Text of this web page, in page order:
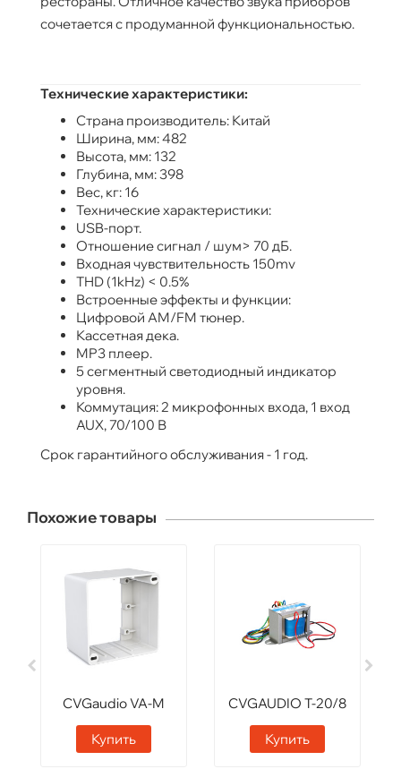
сочетается с продуманной функциональностью.
Технические характеристики:
Страна производитель: Китай
Ширина, мм: 482
Высота, мм: 132
Глубина, мм: 398
Вес, кг: 16
Технические характеристики:
USB-порт.
Отношение сигнал / шум> 70 дБ.
Входная чувствительность 150mv
THD (1kHz) < 0.5%
Встроенные эффекты и функции:
Цифровой AM/FM тюнер.
Кассетная дека.
MP3 плеер.
5 сегментный светодиодный индикатор
уровня.
Коммутация: 2 микрофонных входа, 1 вход
AUX, 70/100 В
Срок гарантийного обслуживания - 1 год.
Похожие товары
CVGaudio VA-M
Купить
CVGAUDIO T-20/8
Купить